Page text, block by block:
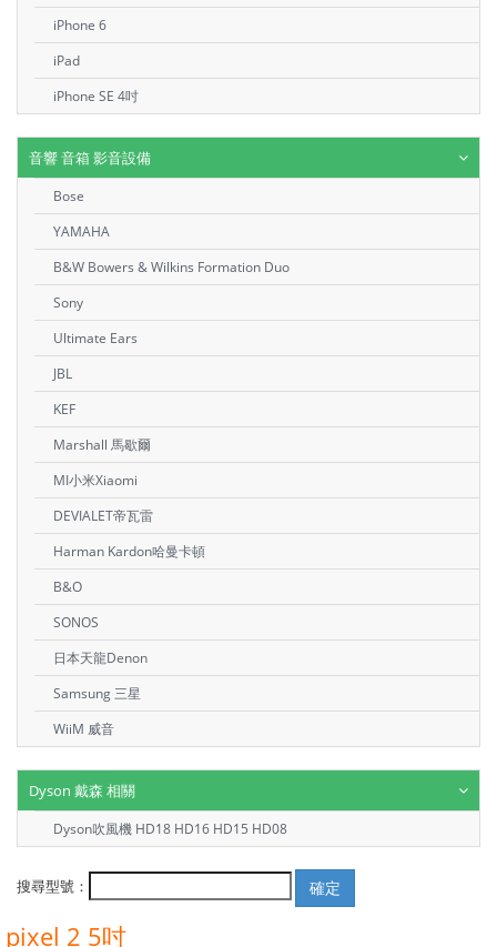
iPhone 6
iPad
iPhone SE 4吋
音響 音箱 影音設備
Bose
YAMAHA
B&W Bowers & Wilkins Formation Duo
Sony
Ultimate Ears
JBL
KEF
Marshall 馬歇爾
MI小米Xiaomi
DEVIALET帝瓦雷
Harman Kardon哈曼卡頓
B&O
SONOS
日本天龍Denon
Samsung 三星
WiiM 威音
Dyson 戴森 相關
Dyson吹風機 HD18 HD16 HD15 HD08
搜尋型號：
pixel 2 5吋